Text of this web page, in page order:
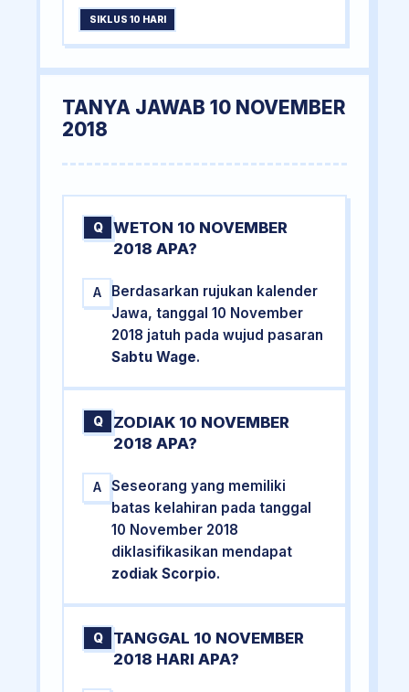
SIKLUS 10 HARI
TANYA JAWAB 10 NOVEMBER
2018
Q
WETON 10 NOVEMBER
2018 APA?
A
Berdasarkan rujukan kalender
Jawa, tanggal 10 November
2018 jatuh pada wujud pasaran
Sabtu Wage.
Q
ZODIAK 10 NOVEMBER
2018 APA?
A
Seseorang yang memiliki
batas kelahiran pada tanggal
10 November 2018
diklasifikasikan mendapat
zodiak Scorpio.
Q
TANGGAL 10 NOVEMBER
2018 HARI APA?